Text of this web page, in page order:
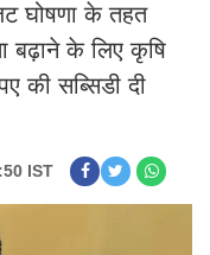
घोषणा के तहत
बढ़ाने के लिए कृषि
की सब्सिडी दी
IST